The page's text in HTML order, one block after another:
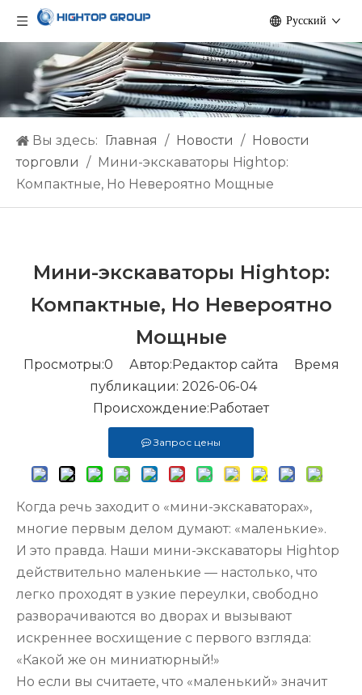
Pусский
Вы здесь: Главная / Hовости /
Новости
торговли /
Мини-экскаваторы Hightop:
Компактные, Но Невероятно Мощные
Мини-экскаваторы Hightop:
Компактные, Но Невероятно
Мощные
Просмотры:0 Автор:Pедактор сайта Время
публикации: 2026-06-04
Происхождение: Работает
Запрос цены
Когда речь заходит о «мини-экскаваторах»,
многие первым делом думают: «маленькие».
И это правда. Наши мини-экскаваторы Hightop
действительно маленькие — настолько, что
легко проходят в узкие переулки, свободно
разворачиваются во дворах и вызывают
искреннее восхищение с первого взгляда:
«Какой же он миниатюрный!»
Но если вы считаете, что «маленький» значит